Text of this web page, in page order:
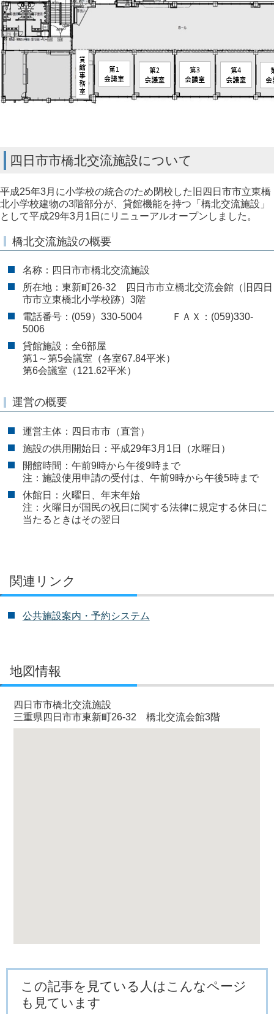
四日市市橋北交流施設について
平成25年3月に小学校の統合のため閉校した旧四日市市立東橋
北小学校建物の3階部分が、貸館機能を持つ「橋北交流施設」
として平成29年3月1日にリニューアルオープンしました。
橋北交流施設の概要
名称：四日市市橋北交流施設
所在地：東新町26-32 四日市市立橋北交流会館（旧四日
市市立東橋北小学校跡）3階
電話番号：(059）330-5004 ＦＡＸ：(059)330-
5006
貸館施設：全6部屋
第1～第5会議室（各室67.84平米）
第6会議室（121.62平米）
運営の概要
運営主体：四日市市（直営）
施設の供用開始日：平成29年3月1日（水曜日）
開館時間：午前9時から午後9時まで
注：施設使用申請の受付は、午前9時から午後5時まで
休館日：火曜日、年末年始
注：火曜日が国民の祝日に関する法律に規定する休日に
当たるときはその翌日
関連リンク
公共施設案内・予約システム
地図情報
四日市市橋北交流施設
三重県四日市市東新町26-32 橋北交流会館3階
この記事を見ている人はこんなページ
も見ています